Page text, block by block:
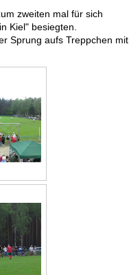
zweiten mal für sich
Kiel" besiegten.
Sprung aufs Treppchen mit